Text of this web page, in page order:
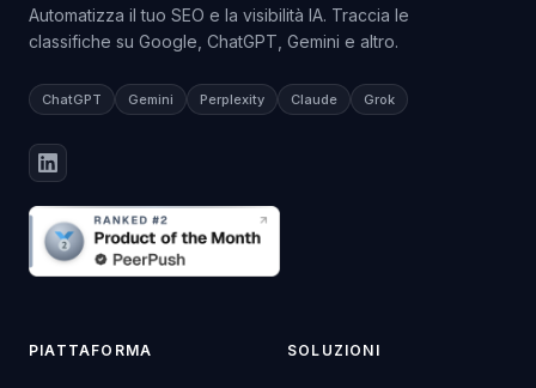
Automatizza il tuo SEO e la visibilità IA. Traccia le
classifiche su Google, ChatGPT, Gemini e altro.
ChatGPT Gemini Perplexity Claude Grok
PIATTAFORMA SOLUZIONI